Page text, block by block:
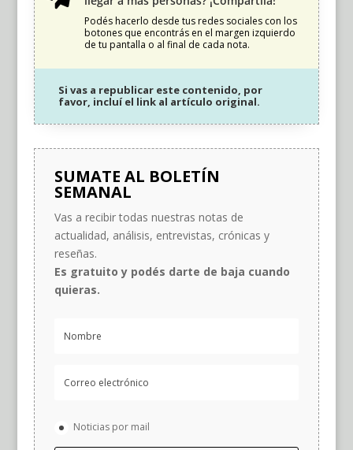
Podés hacerlo desde tus redes sociales con los
botones que encontrás en el margen izquierdo
de tu pantalla o al final de cada nota.
Si vas a republicar este contenido, por
favor, incluí el link al artículo original.
SUMATE AL BOLETÍN
SEMANAL
Vas a recibir todas nuestras notas de
actualidad, análisis, entrevistas, crónicas y
reseñas.
Es gratuito y podés darte de baja cuando
quieras.
Noticias por mail